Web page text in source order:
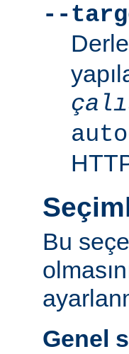
--
Bu
Genel